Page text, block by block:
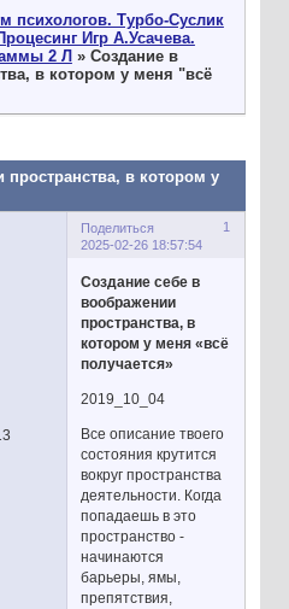
психологов. Турбо-Суслик
Игр А.Усачева.
2 Л » Создание в
в котором у меня "всё
в котором у
Поделиться
1
2025-02-26 18:57:54
Создание себе в
воображении
пространства, в
котором у меня «всё
получается»
2019_10_04
Все описание твоего
состояния крутится
вокруг пространства
деятельности. Когда
попадаешь в это
пространство -
начинаются
барьеры, ямы,
препятствия,